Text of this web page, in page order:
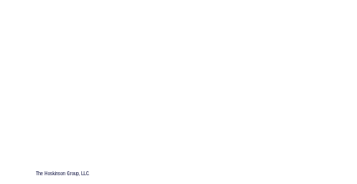
The Hoskinson Group, LLC.